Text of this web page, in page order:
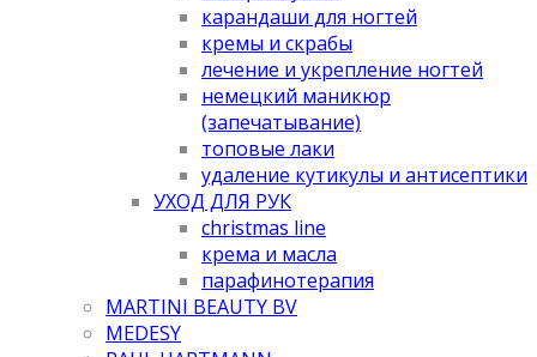
карандаши для ногтей
кремы и скрабы
лечение и укрепление ногтей
немецкий маникюр
(запечатывание)
топовые лаки
удаление кутикулы и антисептики
УХОД ДЛЯ РУК
christmas line
крема и масла
парафинотерапия
MARTINI BEAUTY BV
MEDESY